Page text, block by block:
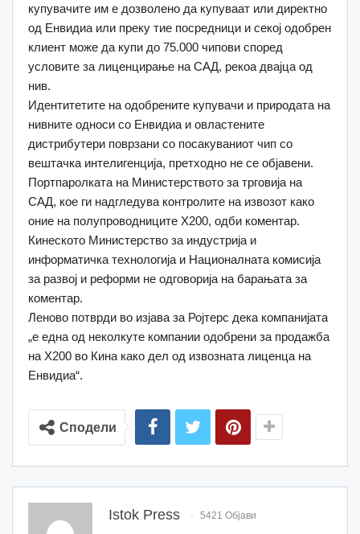
купувачите им е дозволено да купуваат или директно
од Енвидиа или преку тие посредници и секој одобрен
клиент може да купи до 75.000 чипови според
условите за лиценцирање на САД, рекоа двајца од
нив.
Идентитетите на одобрените купувачи и природата на
нивните односи со Енвидиа и овластените
дистрибутери поврзани со посакуваниот чип со
вештачка интелигенција, претходно не се објавени.
Портпаролката на Министерството за трговија на
САД, кое ги надгледува контролите на извозот како
оние на полупроводниците Х200, одби коментар.
Кинеското Министерство за индустрија и
информатичка технологија и Националната комисија
за развој и реформи не одговорија на барањата за
коментар.
Леново потврди во изјава за Ројтерс дека компанијата
„е една од неколкуте компании одобрени за продажба
на Х200 во Кина како дел од извозната лиценца на
Енвидиа“.
Сподели
Istok Press 5421 Објави